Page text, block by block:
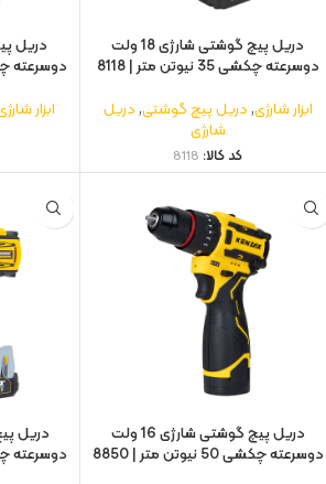
دریل پیچ گوشتی شارژی 18 ولت
دوسرعته چکشی 35 نیوتن متر | 8118
ابزار شارژی,دریل پیچ گوشتی,دریل
شارژی
کد کالا: 8118
دوسرعته چکشی 40
ابزار
دریل پیچ گوشتی شارژی 16 ولت
دوسرعته چکشی 50 نیوتن متر | 8850
دوسرعته چکشی 60